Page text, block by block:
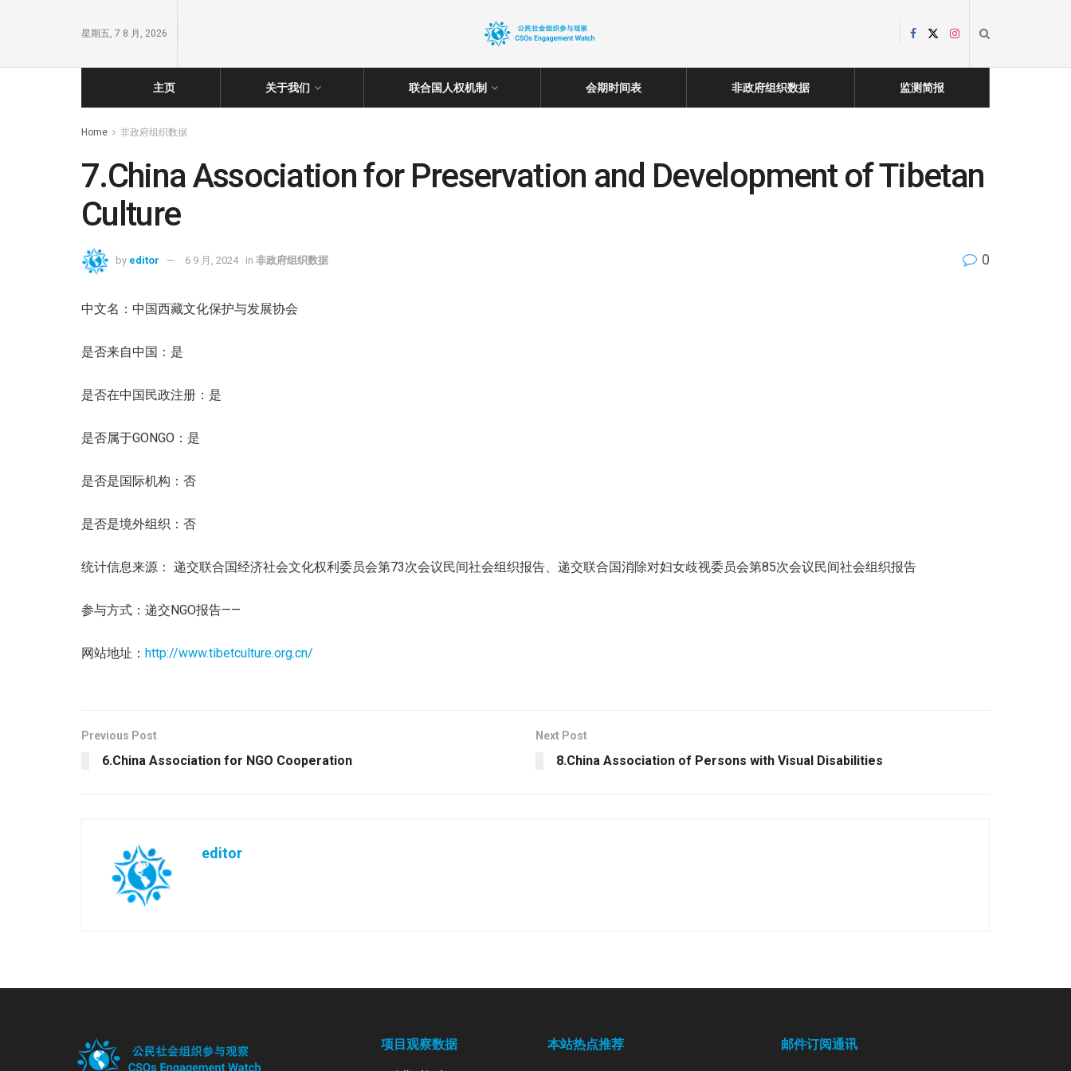
星期五, 7 8 月, 2026
主页 关于我们 联合国人权机制 会期时间表 非政府组织数据 监测简报
Home 非政府组织数据
7.China Association for Preservation and Development of Tibetan
Culture
by editor 6 9 月, 2024 in 非政府组织数据 0
中文名：中国西藏文化保护与发展协会
是否来自中国：是
是否在中国民政注册：是
是否属于GONGO：是
是否是国际机构：否
是否是境外组织：否
统计信息来源： 递交联合国经济社会文化权利委员会第73次会议民间社会组织报告、递交联合国消除对妇女歧视委员会第85次会议民间社会组织报告
参与方式：递交NGO报告——
网站地址： http://www.tibetculture.org.cn/
Previous Post
6.China Association for NGO Cooperation
Next Post
8.China Association of Persons with Visual Disabilities
editor
项目观察数据 本站热点推荐 邮件订阅通讯